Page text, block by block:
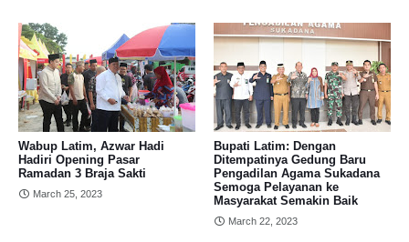
Wabup Latim, Azwar Hadi
Hadiri Opening Pasar
Ramadan 3 Braja Sakti
March 25, 2023
Bupati Latim: Dengan
Ditempatinya Gedung Baru
Pengadilan Agama Sukadana
Semoga Pelayanan ke
Masyarakat Semakin Baik
March 22, 2023